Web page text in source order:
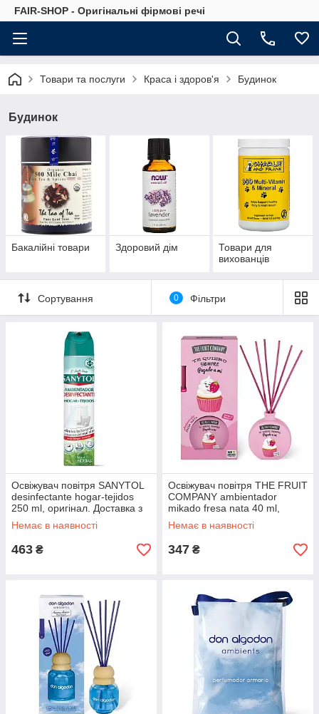
FAIR-SHOP - Оригінальні фірмові речі
Товари та послуги Краса і здоров'я Будинок
Будинок
Бакалійні товари Здоровий дім
Товари для
вихованців
Сортування 0 Фільтри
Освіжувач повітря SANYTOL
desinfectante hogar-tejidos
250 ml, оригінал. Доставка з
США/ЄС протягом 14 днів
Немає в наявності
463 ₴
Освіжувач повітря THE FRUIT
COMPANY ambientador
mikado fresa nata 40 ml,
оригінал. Доставка з США/ЄС
протягом 14 днів
Немає в наявності
347 ₴